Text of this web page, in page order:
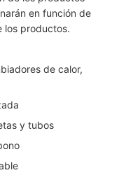
en función de
los productos.
de calor,
y tubos